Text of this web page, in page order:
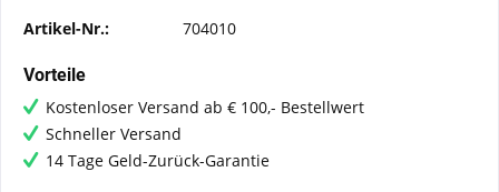
Artikel-Nr.: 704010
Vorteile
Kostenloser Versand ab € 100,- Bestellwert
Schneller Versand
14 Tage Geld-Zurück-Garantie